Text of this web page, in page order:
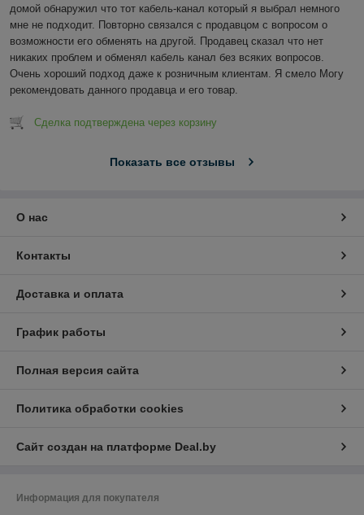
домой обнаружил что тот кабель-канал который я выбрал немного
мне не подходит. Повторно связался с продавцом с вопросом о
возможности его обменять на другой. Продавец сказал что нет
никаких проблем и обменял кабель канал без всяких вопросов.
Очень хороший подход даже к розничным клиентам. Я смело Могу
рекомендовать данного продавца и его товар.
Сделка подтверждена через корзину
Показать все отзывы
О нас
Контакты
Доставка и оплата
График работы
Полная версия сайта
Политика обработки cookies
Сайт создан на платформе Deal.by
Информация для покупателя